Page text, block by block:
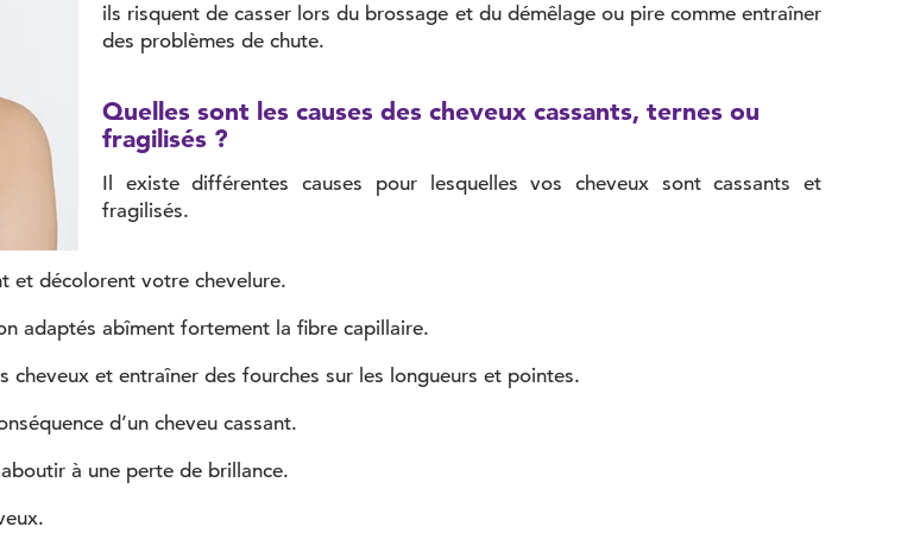
ils risquent de casser lors du brossage et du démêlage ou pire comme entraîner
des problèmes de chute.
Quelles sont les causes des cheveux cassants, ternes ou
fragilisés ?
Il existe différentes causes pour lesquelles vos cheveux sont cassants et
fragilisés.
et décolorent votre chevelure.
adaptés abîment fortement la fibre capillaire.
cheveux et entraîner des fourches sur les longueurs et pointes.
d’un cheveu cassant.
à une perte de brillance.